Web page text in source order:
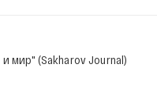
и мир" (Sakharov Journal)